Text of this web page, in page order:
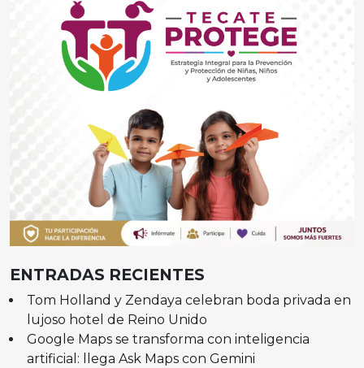
ENTRADAS RECIENTES
Tom Holland y Zendaya celebran boda privada en
lujoso hotel de Reino Unido
Google Maps se transforma con inteligencia
artificial: llega Ask Maps con Gemini